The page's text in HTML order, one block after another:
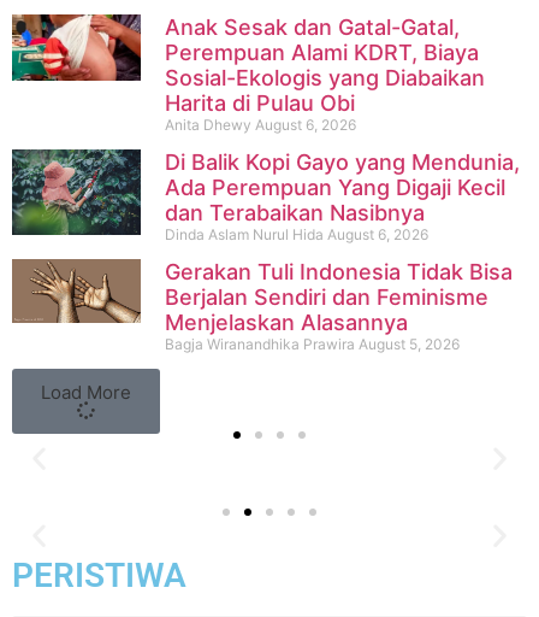
Anak Sesak dan Gatal-Gatal,
Perempuan Alami KDRT, Biaya
Sosial-Ekologis yang Diabaikan
Harita di Pulau Obi
Anita Dhewy August 6, 2026
Di Balik Kopi Gayo yang Mendunia,
Ada Perempuan Yang Digaji Kecil
dan Terabaikan Nasibnya
Dinda Aslam Nurul Hida August 6, 2026
Gerakan Tuli Indonesia Tidak Bisa
Berjalan Sendiri dan Feminisme
Menjelaskan Alasannya
Bagja Wiranandhika Prawira August 5, 2026
Load More
PERISTIWA